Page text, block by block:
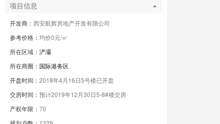
项目信息
开发商： 西安航辉房地产开发有限公司
参考价格： 均价0元/㎡
所在区域： 浐灞
所在商圈： 国际港务区
开盘时间： 2018年4月16日5号楼已开盘
交房时间： 预计2019年12月30日5-8#楼交房
产权年限： 70